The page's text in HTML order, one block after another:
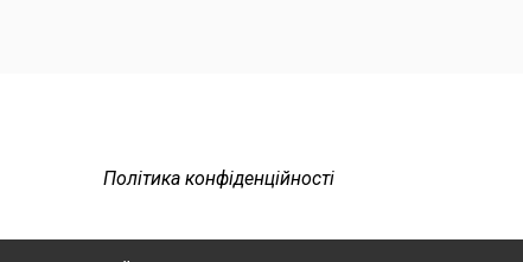
Політика конфіденційності